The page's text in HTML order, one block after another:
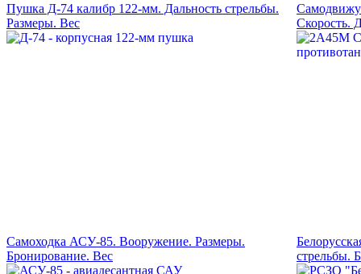
Пушка Д-74 калибр 122-мм. Дальность стрельбы.
Размеры. Вес
Скорость.
Самоходка АСУ-85. Вооружение. Размеры.
Бронирование. Вес
стрельбы.